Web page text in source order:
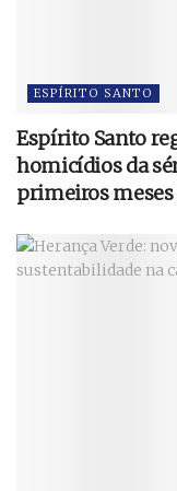
ESPÍRITO SANTO
Espírito Santo
homicídios da
primeiros meses